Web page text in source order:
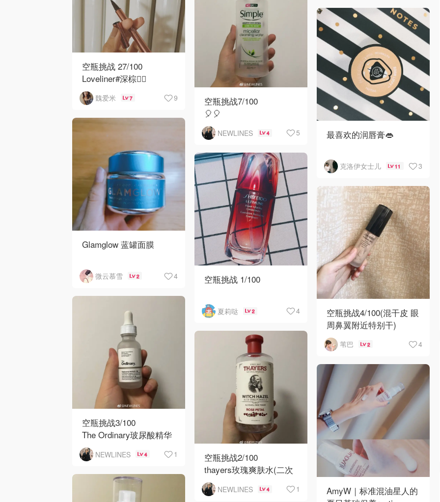
看介绍说Marine
Hyaluronics（海洋玻
空瓶挑战 27/100
Loveliner#深棕色🏿
因为我的眼睛很圆，所以
外眼线的存在对我来说太
魏爱米 7 9
空瓶挑战7/100
🎈🎈
NEWLINES 4 5
最喜欢的润唇膏👄
哈密瓜🍈味儿的，质地温
和柔软不油腻，作为基础
唇部护理后续上妆上口红
也不拔干，白天一天下来
嘴唇依然软软
克洛伊女士儿 11 3
Glamglow 蓝罐面膜
💗整个小蓝罐弥漫着香甜
的太妃椰子糖气味，上脸
非常丝滑，丝毫没有颗粒
微云慕雪 2 4
空瓶挑战 1/100
我是外油内干的混合敏感
皮 角质层比较薄 这款红
腰子对于我有保护角质的
效果 会继续回购哒~但这
夏莉哒 2 4
空瓶挑战4/100(混干皮 眼
周鼻翼附近特别干)
1.资生堂智能粉底液
lasting N2
Lasting其实是适合油
苇巴 2 4
空瓶挑战3/100
The Ordinary玻尿酸精华
🎈（个人不喜欢这一款，
其实我这种混油也没必要
买纯补水的精华）
NEWLINES 4 1
空瓶挑战2/100
thayers玫瑰爽肤水(二次
清洁用)
🎈🎈🎈NEWLINES 4 1
AmyW｜标准混油星人的